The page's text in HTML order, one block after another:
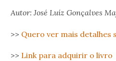
Autor: José Luíz Gonçalves
>> Quero ver mais detalhes
>> Link para adquirir o livro